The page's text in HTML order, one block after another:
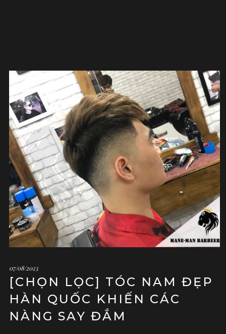
07/08/2023
[CHỌN LỌC] TÓC NAM ĐẸP
HÀN QUỐC KHIẾN CÁC
NÀNG SAY ĐẮM